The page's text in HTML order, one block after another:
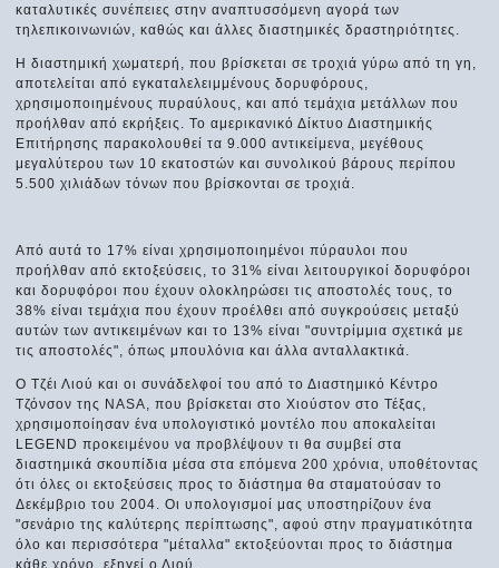
καταλυτικές συνέπειες στην αναπτυσσόμενη αγορά των
τηλεπικοινωνιών, καθώς και άλλες διαστημικές δραστηριότητες.
Η διαστημική χωματερή, που βρίσκεται σε τροχιά γύρω από τη γη,
αποτελείται από εγκαταλελειμμένους δορυφόρους,
χρησιμοποιημένους πυραύλους, και από τεμάχια μετάλλων που
προήλθαν από εκρήξεις. Το αμερικανικό Δίκτυο Διαστημικής
Επιτήρησης παρακολουθεί τα 9.000 αντικείμενα, μεγέθους
μεγαλύτερου των 10 εκατοστών και συνολικού βάρους περίπου
5.500 χιλιάδων τόνων που βρίσκονται σε τροχιά.
Από αυτά το 17% είναι χρησιμοποιημένοι πύραυλοι που
προήλθαν από εκτοξεύσεις, το 31% είναι λειτουργικοί δορυφόροι
και δορυφόροι που έχουν ολοκληρώσει τις αποστολές τους, το
38% είναι τεμάχια που έχουν προέλθει από συγκρούσεις μεταξύ
αυτών των αντικειμένων και το 13% είναι "συντρίμμια σχετικά με
τις αποστολές", όπως μπουλόνια και άλλα ανταλλακτικά.
Ο Τζέι Λιού και οι συνάδελφοί του από το Διαστημικό Κέντρο
Τζόνσον της NASA, που βρίσκεται στο Χιούστον στο Τέξας,
χρησιμοποίησαν ένα υπολογιστικό μοντέλο που αποκαλείται
LEGEND προκειμένου να προβλέψουν τι θα συμβεί στα
διαστημικά σκουπίδια μέσα στα επόμενα 200 χρόνια, υποθέτοντας
ότι όλες οι εκτοξεύσεις προς το διάστημα θα σταματούσαν το
Δεκέμβριο του 2004. Οι υπολογισμοί μας υποστηρίζουν ένα
"σενάριο της καλύτερης περίπτωσης", αφού στην πραγματικότητα
όλο και περισσότερα "μέταλλα" εκτοξεύονται προς το διάστημα
κάθε χρόνο, εξηγεί ο Λιού.